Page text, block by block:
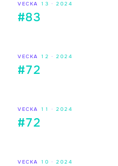
VECKA 13 · 2024
#83
VECKA 12 · 2024
#72
VECKA 11 · 2024
#72
VECKA 10 · 2024